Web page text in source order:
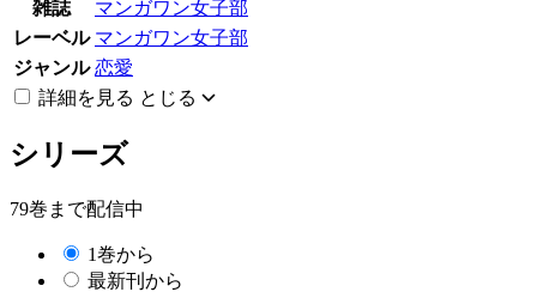
雑誌
マンガワン女子部
レーベル マンガワン女子部
ジャンル 恋愛
詳細を見る とじる
シリーズ
79巻まで配信中
1巻から
最新刊から